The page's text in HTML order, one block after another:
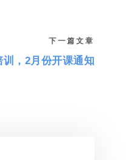
下一篇文章
，2月份开课通知